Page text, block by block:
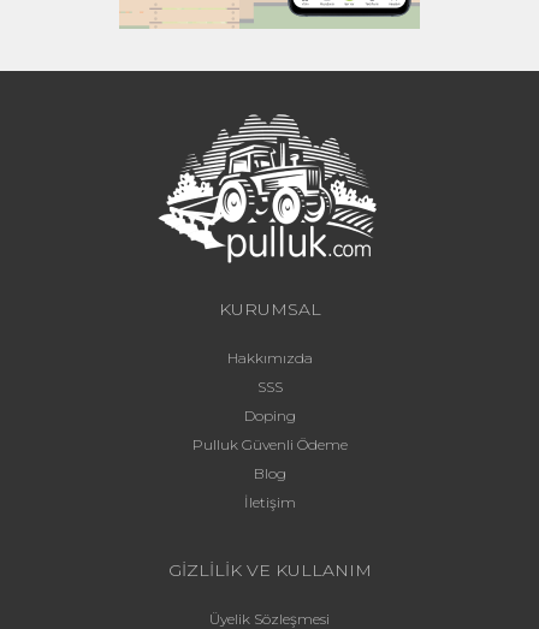
KURUMSAL
Hakkımızda
SSS
Doping
Pulluk Güvenli Ödeme
Blog
İletişim
GİZLİLİK VE KULLANIM
Üyelik Sözleşmesi